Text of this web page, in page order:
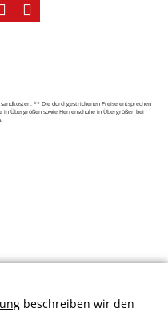
** Die durchgestrichenen Preise entsprechen
in Übergrößensowie Herrenschuhe in Übergrößenbei
beschreiben wir den